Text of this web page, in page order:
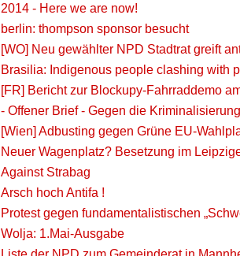
2014 - Here we are now!
berlin: thompson sponsor besucht
[WO] Neu gewählter NPD Stadtrat greift
Brasilia: Indigenous people clashing with
[FR] Bericht zur Blockupy-Fahrraddemo
- Offener Brief - Gegen die
[Wien] Adbusting gegen Grüne EU-
Neuer Wagenplatz? Besetzung im
Against Strabag
Arsch hoch Antifa !
Pro­test gegen fun­da­men­ta­lis­ti­schen
Wolja: 1.Mai-Ausgabe